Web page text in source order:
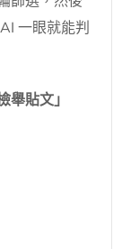
一眼就能判
貼文」